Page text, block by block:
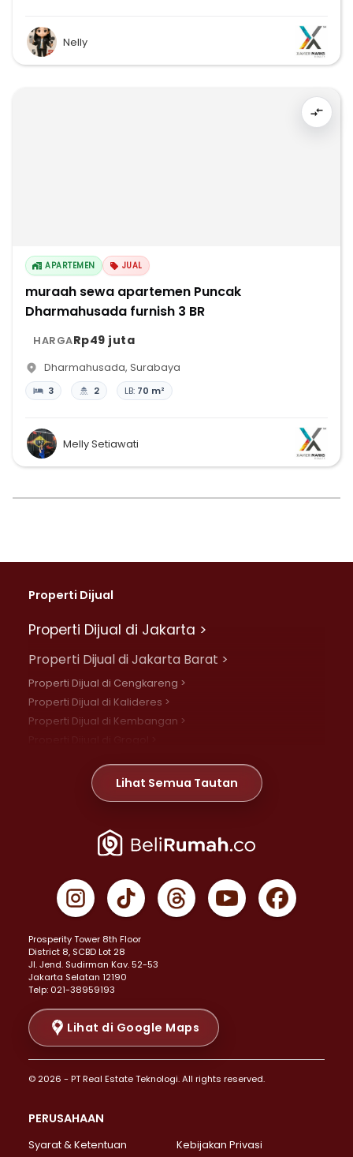
Nelly
APARTEMEN JUAL
muraah sewa apartemen Puncak
Dharmahusada furnish 3 BR
HARGARp49 juta
Dharmahusada, Surabaya
3 2 LB: 70 m²
Melly Setiawati
Properti Dijual
Properti Dijual di Jakarta >
Properti Dijual di Jakarta Barat >
Properti Dijual di Cengkareng >
Properti Dijual di Kalideres >
Properti Dijual di Kembangan >
Properti Dijual di Meruya >
Properti Dijual di Jelambar >
Properti Dijual di Jakarta Pusat >
Properti Dijual di Gambir >
Properti Dijual di Johar Baru >
Properti Dijual di Menteng >
Properti Dijual di Senen >
Properti Dijual di Tanah Abang >
Properti Dijual di Cikini >
Properti Dijual di Kramat >
Properti Dijual di Pasar Baru >
Properti Dijual di Bendungan Hilir >
Properti Dijual di Jakarta Selatan >
Properti Dijual di Lebak Bulus >
Properti Dijual di Gandaria Selatan >
Lihat Semua Tautan
Prosperity Tower 8th Floor
District 8, SCBD Lot 28
JI. Jend. Sudirman Kav. 52-53
Jakarta Selatan 12190
Telp: 021-38959193
Lihat di Google Maps
© 2026 - PT Real Estate Teknologi. All rights reserved.
PERUSAHAAN
Syarat & Ketentuan
Kebijakan Privasi